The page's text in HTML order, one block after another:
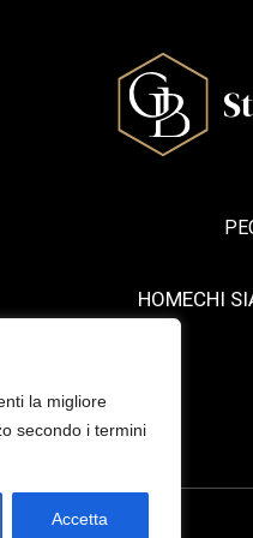
la migliore
secondo i termini
Accetta
HOMECHI